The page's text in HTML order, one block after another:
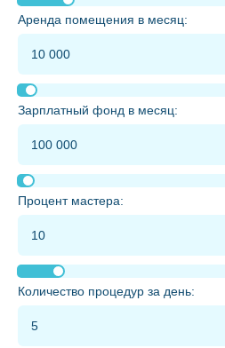
Аренда помещения в месяц:
Зарплатный фонд в месяц:
Процент мастера:
Количество процедур за день: